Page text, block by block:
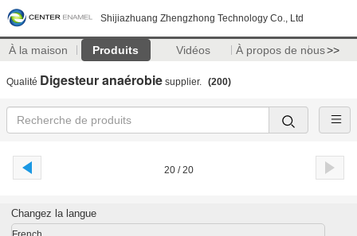
Shijiazhuang Zhengzhong Technology Co., Ltd
À la maison Produits Vidéos À propos de nous>>
Qualité Digesteur anaérobie supplier. (200)
20 / 20
Changez la langue